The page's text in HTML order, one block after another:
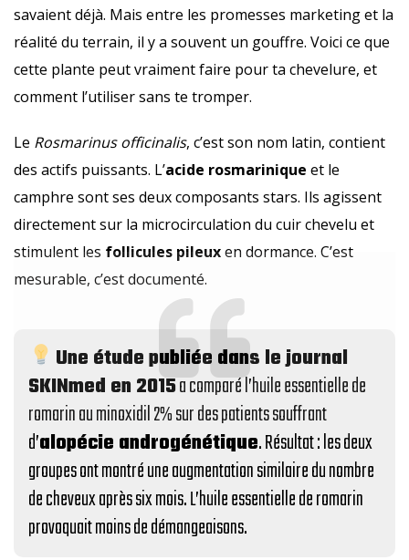
savaient déjà. Mais entre les promesses marketing et la
réalité du terrain, il y a souvent un gouffre. Voici ce que
cette plante peut vraiment faire pour ta chevelure, et
comment l’utiliser sans te tromper.
Le Rosmarinus officinalis, c’est son nom latin, contient
des actifs puissants. L’acide rosmarinique et le
camphre sont ses deux composants stars. Ils agissent
directement sur la microcirculation du cuir chevelu et
stimulent les follicules pileuxen dormance. C’est
mesurable, c’est documenté.
Une étude publiée dans le journal
SKINmed en 2015a comparé l’huile essentielle de
romarin au minoxidil 2% sur des patients souffrant
d’alopécie androgénétique. Résultat : les deux
groupes ont montré une augmentation similaire du nombre
de cheveux après six mois. L’huile essentielle de romarin
provoquait moins de démangeaisons.